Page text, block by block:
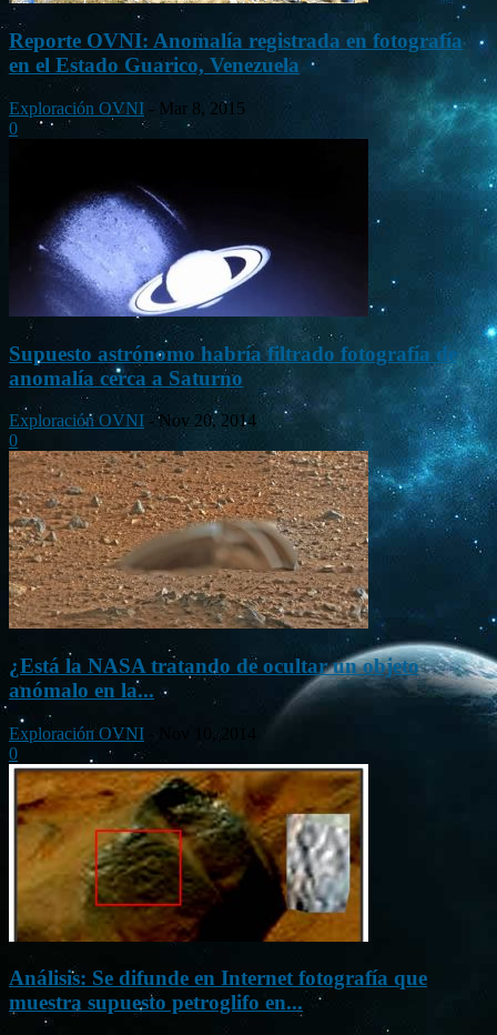
Reporte OVNI: Anomalía registrada en fotografía
en el Estado Guarico, Venezuela
Exploración OVNI - Mar 8, 2015
0
Supuesto astrónomo habría filtrado fotografía de
anomalía cerca a Saturno
Exploración OVNI - Nov 20, 2014
0
¿Está la NASA tratando de ocultar un objeto
anómalo en la...
Exploración OVNI
0
Análisis: Se difunde en Internet fotografía que
muestra supuesto petroglifo en...